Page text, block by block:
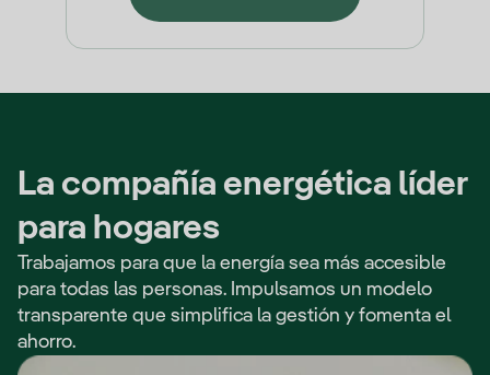
La compañía energética líder
para hogares
Trabajamos para que la energía sea más accesible
para todas las personas. Impulsamos un modelo
transparente que simplifica la gestión y fomenta el
ahorro.